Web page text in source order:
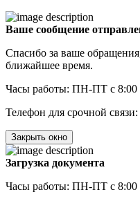
Ваше сообщение
Спасибо за ваше
ближайшее время.
Часы работы: ПН-ПТ с 8:00
Телефон для срочной связи:
Закрыть окно
Загрузка документа
Часы работы: ПН-ПТ с 8:00